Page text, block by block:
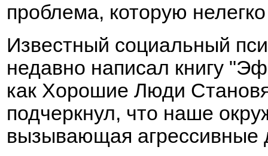
проблема, которую
Известный социальный
недавно написал книгу
как Хорошие Люди
подчеркнул, что наше
вызывающая агрессивные